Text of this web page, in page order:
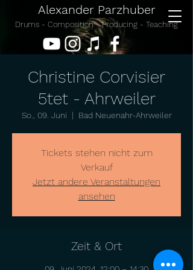
Alexander Parzhuber
Drums - Composition - Producing - Teaching
Christine Corvisier
5tet - Ahrweiler
So., 09. Juni
  |
Bad Neuenahr-Ahrweiler
Tickets stehen nicht zum
Verkauf
Jetzt andere Veranstaltungen
ansehen
Zeit & Ort